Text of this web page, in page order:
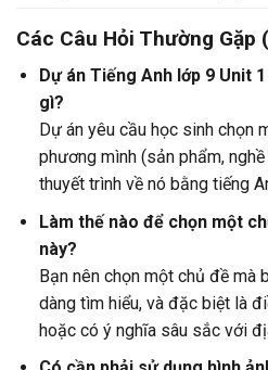
Các Câu Hỏi Thường Gặp
Dự án Tiếng Anh lớp 9 Unit
gì?
Dự án yêu cầu học sinh chọn
phương mình (sản phẩm,
thuyết trình về nó bằng tiếng
Làm thế nào để chọn một
này?
Bạn nên chọn một chủ đề mà
dàng tìm hiểu, và đặc biệt là
hoặc có ý nghĩa sâu sắc với